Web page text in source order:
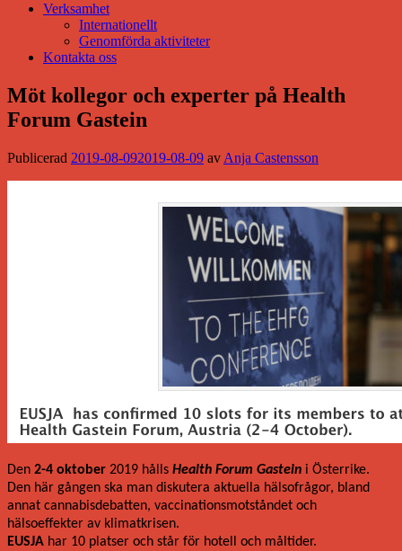
Verksamhet
Internationellt
Genomförda aktiviteter
Kontakta oss
Möt kollegor och experter på Health
Forum Gastein
Publicerad 2019-08-092019-08-09 av Anja Castensson
Den 2-4 oktober 2019 hålls Health Forum Gastein i Österrike.
Den här gången ska man diskutera aktuella hälsofrågor, bland
annat cannabisdebatten, vaccinationsmotståndet och
hälsoeffekter av klimatkrisen.
EUSJA har 10 platser och står för hotell och måltider.